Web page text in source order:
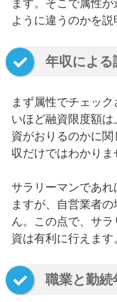
ます。そこで属性
ように違うのかを説
年収による
まず属性でチェッ
いほど融資限度額
資がおりるのかに
収だけではわかりま
サラリーマンであ
ますが、自営業者
ん。この点で、サ
資は有利に行えます
職業と勤続